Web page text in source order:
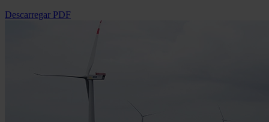
Descarregar PDF